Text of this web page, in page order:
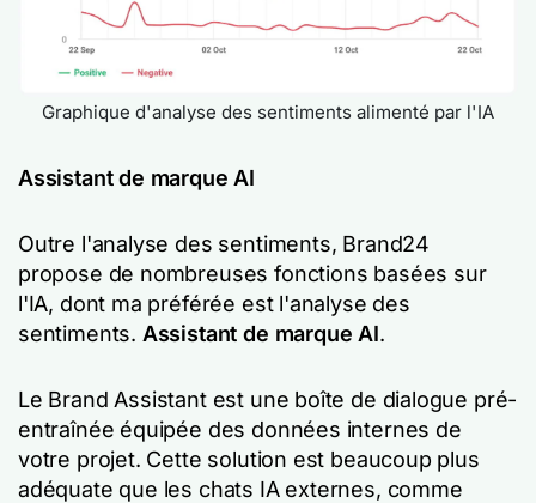
Graphique d'analyse des sentiments alimenté par l'IA
Assistant de marque AI
Outre l'analyse des sentiments, Brand24
propose de nombreuses fonctions basées sur
l'IA, dont ma préférée est l'analyse des
sentiments. Assistant de marque AI.
Le Brand Assistant est une boîte de dialogue pré-
entraînée équipée des données internes de
votre projet. Cette solution est beaucoup plus
adéquate que les chats IA externes, comme